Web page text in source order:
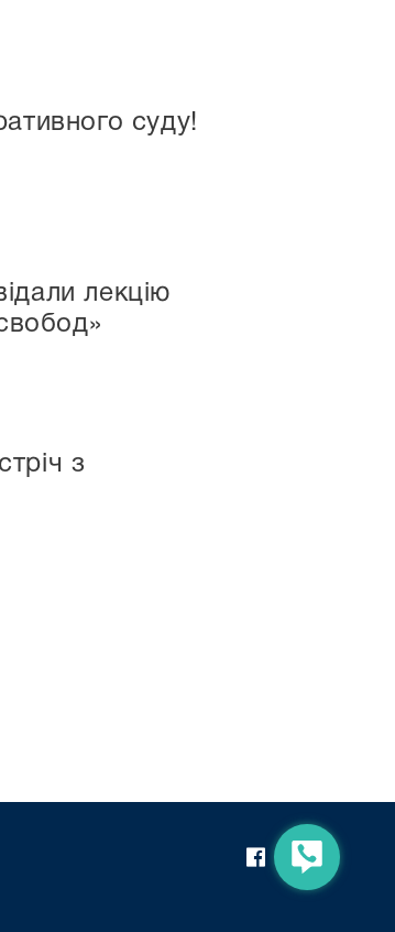
суду!
лекцію
з